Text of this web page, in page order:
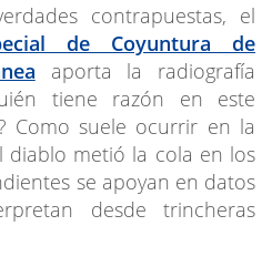
contrapuestas, el
de Coyuntura de
aporta la radiografía
tiene razón en este
Como suele ocurrir en la
diablo metió la cola en los
se apoyan en datos
desde trincheras